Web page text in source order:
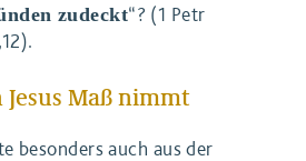
zudeckt“? (1 Petr
Jesus Maß nimmt
besonders auch aus der